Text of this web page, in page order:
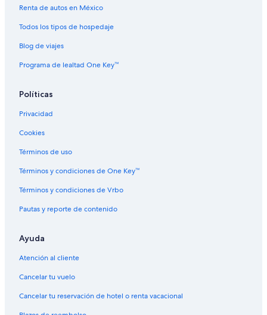
Renta de autos en México
Todos los tipos de hospedaje
Blog de viajes
Programa de lealtad One Key™
Políticas
Privacidad
Cookies
Términos de uso
Términos y condiciones de One Key™
Términos y condiciones de Vrbo
Pautas y reporte de contenido
Ayuda
Atención al cliente
Cancelar tu vuelo
Cancelar tu reservación de hotel o renta vacacional